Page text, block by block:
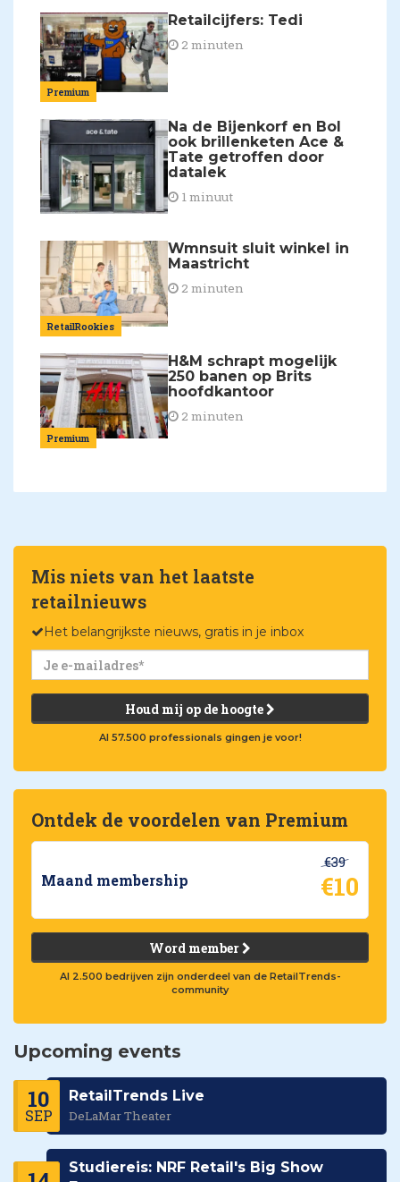
Premium
Retailcijfers: Tedi
2 minuten
Na de Bijenkorf en Bol
ook brillenketen Ace &
Tate getroffen door
datalek
1 minuut
RetailRookies
Wmnsuit sluit winkel in
Maastricht
2 minuten
Premium
H&M schrapt mogelijk
250 banen op Brits
hoofdkantoor
2 minuten
Mis niets van het laatste
retailnieuws
Het belangrijkste nieuws, gratis in je inbox
Houd mij op de hoogte
Al 57.500 professionals gingen je voor!
Ontdek de voordelen van Premium
Maand membership
€39
€10
Word member
Al 2.500 bedrijven zijn onderdeel van de RetailTrends-
community
Upcoming events
10
SEP
RetailTrends Live
DeLaMar Theater
Studiereis: NRF Retail's Big Show